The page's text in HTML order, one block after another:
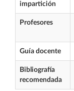
impartición
Profesores
Guía docente
Bibliografía
recomendada